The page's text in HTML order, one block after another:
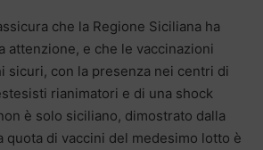
che la Regione Siciliana ha
attenzione, e che le vaccinazioni
sicuri, con la presenza nei centri di
rianimatori e di una shock
è solo siciliano, dimostrato dalla
quota di vaccini del medesimo lotto è